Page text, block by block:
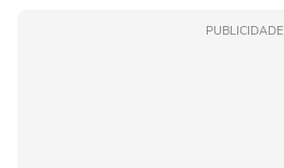
PUBLICIDADE